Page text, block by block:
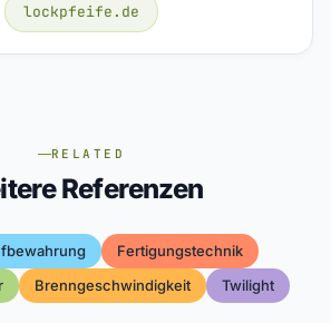
lockpfeife.de
RELATED
Referenzen
Fertigungstechnik
Brenngeschwindigkeit Twilight